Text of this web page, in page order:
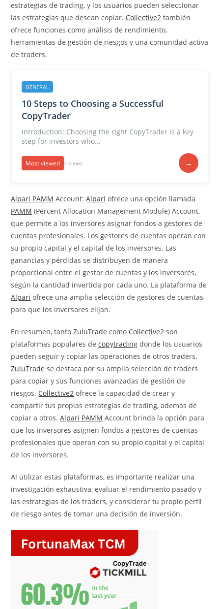
estrategias de trading, y los usuarios pueden seleccionar
las estrategias que desean copiar. Collective2 también
ofrece funciones como análisis de rendimiento,
herramientas de gestión de riesgos y una comunidad activa
de traders.
GENERAL
10 Steps to Choosing a Successful
CopyTrader
Introduction: Choosing the right CopyTrader is a key
step for investors who...
Most viewed 4 views →
Alpari PAMM Account:Alpari ofrece una opción llamada
PAMM (Percent Allocation Management Module) Account,
que permite a los inversores asignar fondos a gestores de
cuentas profesionales. Los gestores de cuentas operan con
su propio capital y el capital de los inversores. Las
ganancias y pérdidas se distribuyen de manera
proporcional entre el gestor de cuentas y los inversores,
según la cantidad invertida por cada uno. La plataforma de
Alpari ofrece una amplia selección de gestores de cuentas
para que los inversores elijan.
En resumen, tantoZuluTrade como Collective2 son
plataformas populares decopytrading donde los usuarios
pueden seguir y copiar las operaciones de otros traders.
ZuluTrade se destaca por su amplia selección de traders
para copiar y sus funciones avanzadas de gestión de
riesgos. Collective2 ofrece la capacidad de crear y
compartir tus propias estrategias de trading, además de
copiar a otros.Alpari PAMM Account brinda la opción para
que los inversores asignen fondos a gestores de cuentas
profesionales que operan con su propio capital y el capital
de los inversores.
Al utilizar estas plataformas, es importante realizar una
investigación exhaustiva, evaluar el rendimiento pasado y
las estrategias de los traders, y considerar tu propio perfil
de riesgo antes de tomar una decisión de inversión.